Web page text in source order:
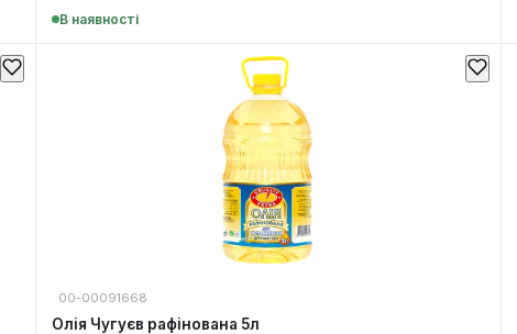
В наявності
00-00091668
Олія Чугуєв рафінована 5л